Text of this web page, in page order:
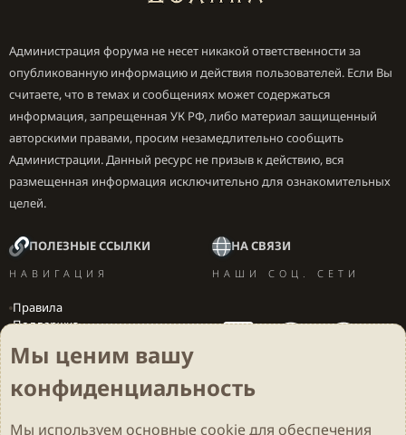
Администрация форума не несет никакой ответственности за
опубликованную информацию и действия пользователей. Если Вы
считаете, что в темах и сообщениях может содержаться
информация, запрещенная УК РФ, либо материал защищенный
авторскими правами, просим незамедлительно сообщить
Администрации. Данный ресурс не призыв к действию, вся
размещенная информация исключительно для ознакомительных
целей.
ПОЛЕЗНЫЕ ССЫЛКИ
НАВИГАЦИЯ
Правила
Поддержка
Локализация игр
НА СВЯЗИ
НАШИ СОЦ. СЕТИ
Мы ценим вашу
конфиденциальность
Мы используем основные cookieдля обеспечения